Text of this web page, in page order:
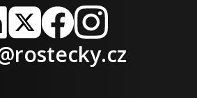
X FacebookInstagram